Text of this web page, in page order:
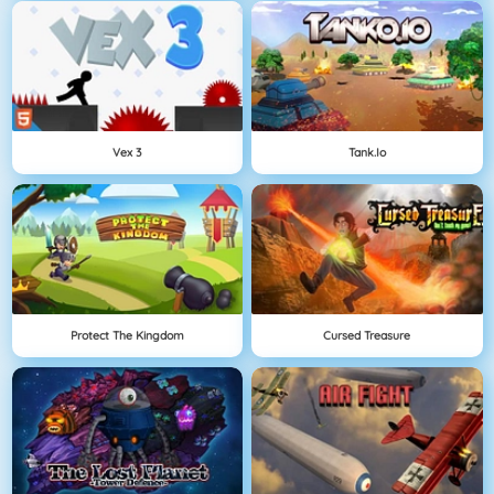
Vex 3 Tank.io
Protect The Kingdom Cursed Treasure